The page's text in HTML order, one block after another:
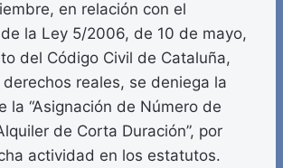
en relación con el
la Ley 5/2006, de 10 de mayo,
del Código Civil de Cataluña,
reales, se deniega la
la “Asignación de Número de
de Corta Duración”, por
actividad en los estatutos.